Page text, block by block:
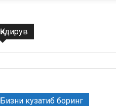
Қидирув
Бизни кузатиб боринг